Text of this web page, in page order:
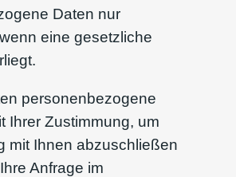
Daten nur
eine gesetzliche
personenbezogene
Ihrer Zustimmung, um
mit Ihnen abzuschließen
Anfrage im